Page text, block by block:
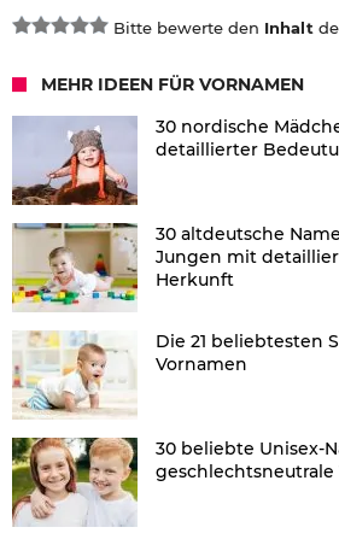
Bitte bewerte den Inhalt
MEHR IDEEN FÜR VORNAMEN
30 nordische
detaillierter
30 altdeutsche
Jungen mit
Herkunft
Die 21 beliebtesten
Vornamen
30 beliebte Unisex-
geschlechtsneutrale